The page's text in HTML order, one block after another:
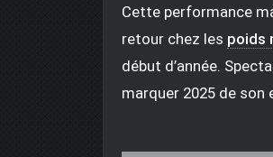
Cette performance
retour chez les poids
début d’année.
marquer 2025 de son